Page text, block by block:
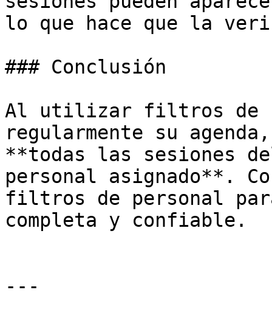
lo que hace que la
### Conclusión
Al utilizar filtros de
regularmente su
**todas las sesiones
personal asignado**.
filtros de personal
completa y confiable.
---